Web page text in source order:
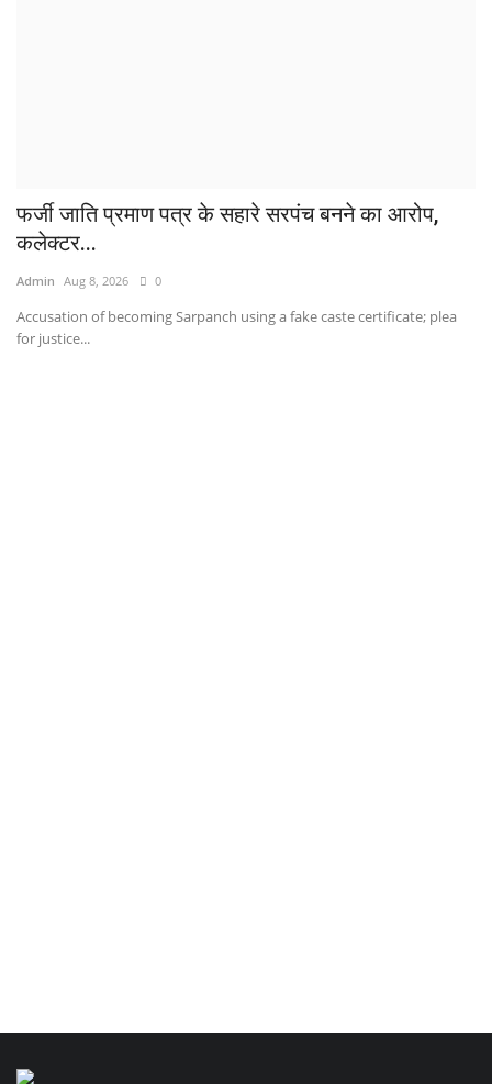
फर्जी जाति प्रमाण पत्र के सहारे सरपंच बनने का आरोप,
कलेक्टर...
Admin Aug 8, 2026 0
Accusation of becoming Sarpanch using a fake caste certificate; plea
for justice...